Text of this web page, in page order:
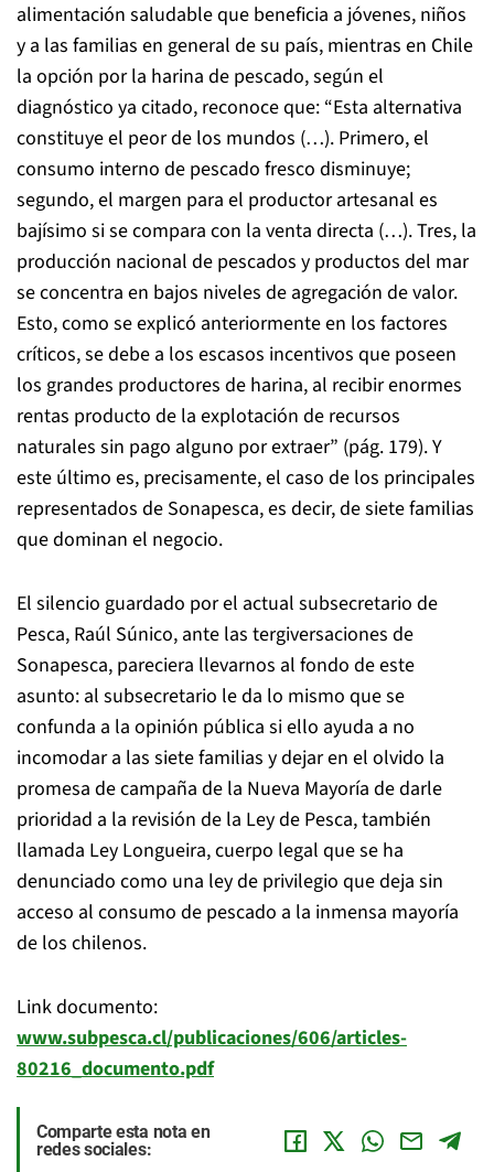
alimentación saludable que beneficia a jóvenes, niños
y a las familias en general de su país, mientras en Chile
la opción por la harina de pescado, según el
diagnóstico ya citado, reconoce que: “Esta alternativa
constituye el peor de los mundos (…). Primero, el
consumo interno de pescado fresco disminuye;
segundo, el margen para el productor artesanal es
bajísimo si se compara con la venta directa (…). Tres, la
producción nacional de pescados y productos del mar
se concentra en bajos niveles de agregación de valor.
Esto, como se explicó anteriormente en los factores
críticos, se debe a los escasos incentivos que poseen
los grandes productores de harina, al recibir enormes
rentas producto de la explotación de recursos
naturales sin pago alguno por extraer” (pág. 179). Y
este último es, precisamente, el caso de los principales
representados de Sonapesca, es decir, de siete familias
que dominan el negocio.
El silencio guardado por el actual subsecretario de
Pesca, Raúl Súnico, ante las tergiversaciones de
Sonapesca, pareciera llevarnos al fondo de este
asunto: al subsecretario le da lo mismo que se
confunda a la opinión pública si ello ayuda a no
incomodar a las siete familias y dejar en el olvido la
promesa de campaña de la Nueva Mayoría de darle
prioridad a la revisión de la Ley de Pesca, también
llamada Ley Longueira, cuerpo legal que se ha
denunciado como una ley de privilegio que deja sin
acceso al consumo de pescado a la inmensa mayoría
de los chilenos.
Link documento:
www.subpesca.cl/publicaciones/606/articles-
80216_documento.pdf
Comparte esta nota en
redes sociales: